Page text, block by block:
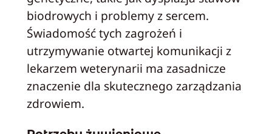
biodrowych i problemy z sercem.
Świadomość tych zagrożeń i
utrzymywanie otwartej komunikacji z
lekarzem weterynarii ma zasadnicze
znaczenie dla skutecznego zarządzania
zdrowiem.